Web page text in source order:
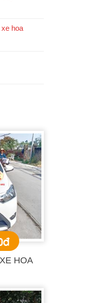
hoa
HOA